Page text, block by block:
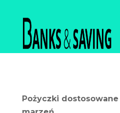
Pożyczki